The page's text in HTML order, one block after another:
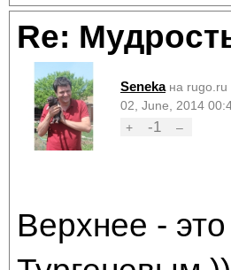
Re:
Seneka на rugo.ru
02, June, 2014
+
-1 –
Верхнее -